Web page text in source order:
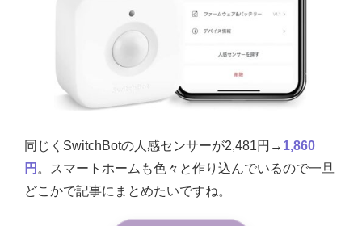
同じく SwitchBotの人感センサーが2,481円→ 1,860
円 。スマートホームも色々と作り込んでいるので一旦
どこかで記事にまとめたいですね。